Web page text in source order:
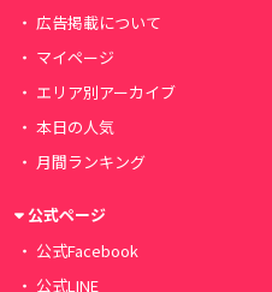
広告掲載について
マイページ
エリア別アーカイブ
本日の人気
月間ランキング
公式ページ
公式Facebook
公式LINE